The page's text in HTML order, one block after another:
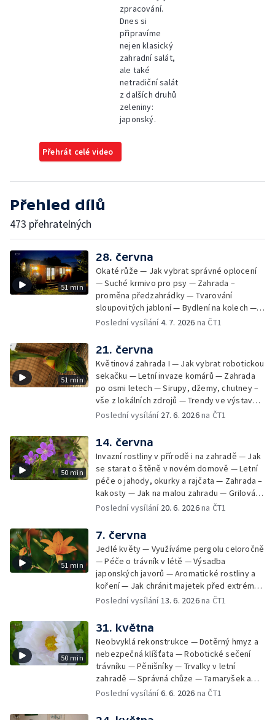
zpracování.
Dnes si
připravíme
nejen klasický
zahradní salát,
ale také
netradiční salát
z dalších druhů
zeleniny:
japonský.
Přehrát celé video
Přehled dílů
473 přehratelných
51 min
28. června
Okaté růže — Jak vybrat správné oplocení
— Suché krmivo pro psy — Zahrada –
proměna předzahrádky — Tvarování
sloupovitých jabloní — Bydlení na kolech —
Svída japonská — Tropy v zahradě —
Poslední vysílání4. 7. 2026 na ČT1
51 min
21. června
Květinová zahrada I — Jak vybrat robotickou
sekačku — Letní invaze komárů — Zahrada
po osmi letech — Sirupy, džemy, chutney –
vše z lokálních zdrojů — Trendy ve výstavbě
dřevostaveb — Probírka plodů aneb proč
horský a nádherný — Květinová zahrada II
Poslední vysílání 27. 6. 2026na ČT1
50 min
14. června
Invazní rostliny v přírodě i na zahradě — Jak
se starat o štěně v novém domově — Letní
péče o jahody, okurky a rajčata — Zahrada –
kakosty — Jak na malou zahradu — Grilování
s ajvarem — Venkovní sukulenty —
okolní přírodou
Poslední vysílání 20. 6. 2026na ČT1
51 min
7. června
Jedlé květy — Využíváme pergolu celoročně
— Péče o trávník v létě — Výsadba
japonských javorů — Aromatické rostliny a
koření — Jak chránit majetek před extrémy
počasí — Zahrada – sucho letošního jara —
zahradě
Poslední vysílání 13. 6. 2026na ČT1
50 min
31. května
Neobvyklá rekonstrukce — Dotěrný hmyz a
nebezpečná klíšťata — Robotické sečení
trávníku — Pěnišníky — Trvalky v letní
zahradě — Správná chůze — Tamaryšek a
kalina — Dřevité pivoňky — Recepty
Poslední vysílání6. 6. 2026 na ČT1